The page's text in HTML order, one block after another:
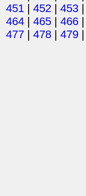
451 | 452 | 453 |
464 | 465 | 466 |
477 | 478 | 479 |